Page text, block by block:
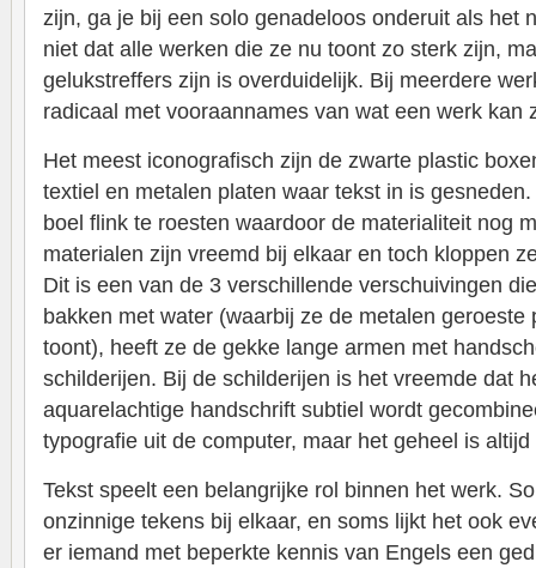
zijn, ga je bij een solo genadeloos onderuit als het
niet dat alle werken die ze nu toont zo sterk zijn,
gelukstreffers zijn is overduidelijk. Bij meerdere
radicaal met vooraannames van wat een werk kan
Het meest iconografisch zijn de zwarte plastic
textiel en metalen platen waar tekst in is
boel flink te roesten waardoor de materialiteit nog
materialen zijn vreemd bij elkaar en toch kloppen
Dit is een van de 3 verschillende verschuivingen
bakken met water (waarbij ze de metalen geroeste
toont), heeft ze de gekke lange armen met
schilderijen. Bij de schilderijen is het vreemde dat
aquarelachtige handschrift subtiel wordt
typografie uit de computer, maar het geheel is
Tekst speelt een belangrijke rol binnen het werk.
onzinnige tekens bij elkaar, en soms lijkt het ook
er iemand met beperkte kennis van Engels een